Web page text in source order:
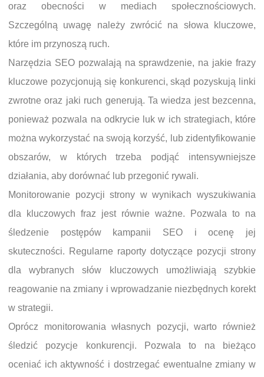
oraz obecności w mediach społecznościowych.
Szczególną uwagę należy zwrócić na słowa kluczowe,
które im przynoszą ruch.
Narzędzia SEO pozwalają na sprawdzenie, na jakie frazy
kluczowe pozycjonują się konkurenci, skąd pozyskują linki
zwrotne oraz jaki ruch generują. Ta wiedza jest bezcenna,
ponieważ pozwala na odkrycie luk w ich strategiach, które
można wykorzystać na swoją korzyść, lub zidentyfikowanie
obszarów, w których trzeba podjąć intensywniejsze
działania, aby dorównać lub przegonić rywali.
Monitorowanie pozycji strony w wynikach wyszukiwania
dla kluczowych fraz jest równie ważne. Pozwala to na
śledzenie postępów kampanii SEO i ocenę jej
skuteczności. Regularne raporty dotyczące pozycji strony
dla wybranych słów kluczowych umożliwiają szybkie
reagowanie na zmiany i wprowadzanie niezbędnych korekt
w strategii.
Oprócz monitorowania własnych pozycji, warto również
śledzić pozycje konkurencji. Pozwala to na bieżąco
oceniać ich aktywność i dostrzegać ewentualne zmiany w